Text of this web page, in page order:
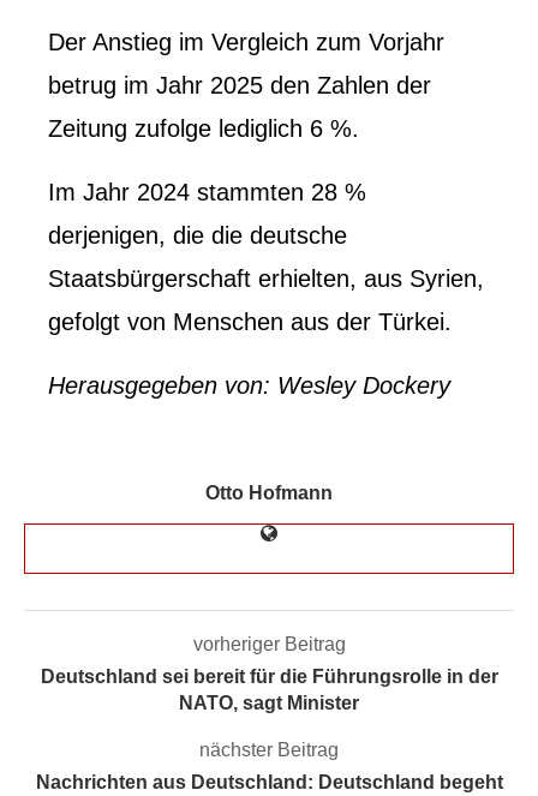
Der Anstieg im Vergleich zum Vorjahr
betrug im Jahr 2025 den Zahlen der
Zeitung zufolge lediglich 6 %.
Im Jahr 2024 stammten 28 %
derjenigen, die die deutsche
Staatsbürgerschaft erhielten, aus Syrien,
gefolgt von Menschen aus der Türkei.
Herausgegeben von: Wesley Dockery
Otto Hofmann
vorheriger Beitrag
Deutschland sei bereit für die Führungsrolle in der
NATO, sagt Minister
nächster Beitrag
Nachrichten aus Deutschland: Deutschland begeht